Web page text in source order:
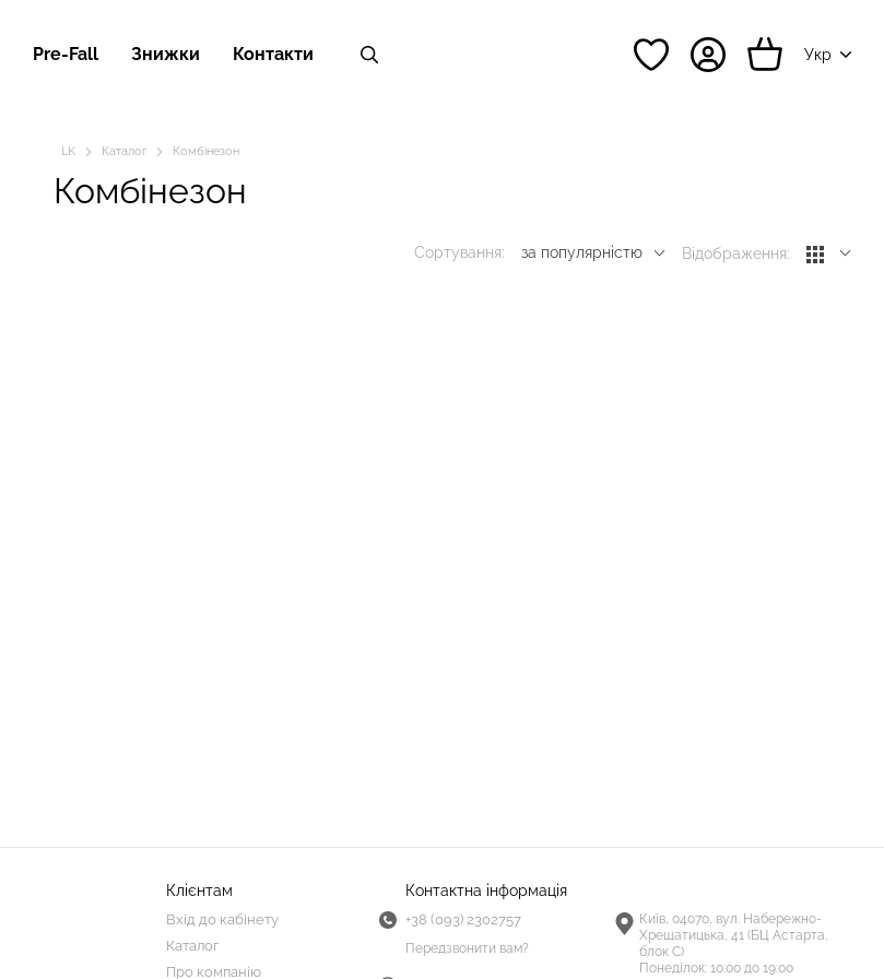
Pre-Fall Знижки Контакти Укр
LK Каталог Комбінезон
Комбінезон
Сортування: за популярністю Відображення:
Клієнтам
Вхід до кабінету
Каталог
Про компанію
Контактна інформація
+38 (093) 2302757
Передзвонити вам?
Київ, 04070, вул. Набережно-
Хрещатицька, 41 (БЦ Астарта,
блок С)
Понеділок: 10:00 до 19:00